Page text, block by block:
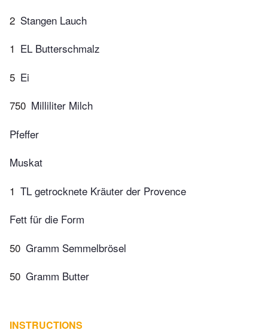
2 Stangen Lauch
1 EL Butterschmalz
5 Ei
750 Milliliter Milch
Pfeffer
Muskat
1 TL getrocknete Kräuter der Provence
Fett für die Form
50 Gramm Semmelbrösel
50 Gramm Butter
INSTRUCTIONS